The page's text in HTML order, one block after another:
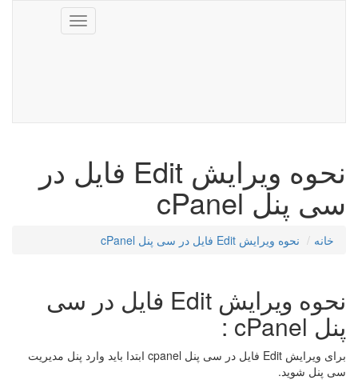
Toggle
navigation
نحوه ویرایش Edit فایل در
سی پنل cPanel
خانه نحوه ویرایش Edit فایل در سی پنل cPanel
نحوه ویرایش Edit فایل در سی
پنل cPanel :
برای ویرایش Edit فایل در سی پنل cpanel ابتدا باید وارد پنل مدیریت
سی پنل شوید.